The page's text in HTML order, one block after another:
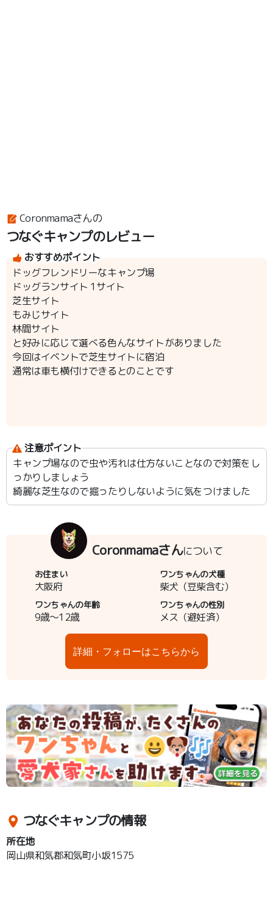
Coronmamaさんの
つなぐキャンプのレビュー
おすすめポイント
ドッグフレンドリーなキャンプ場
ドッグランサイト 1サイト
芝生サイト
もみじサイト
林間サイト
と好みに応じて選べる色んなサイトがありました
今回はイベントで芝生サイトに宿泊
通常は車も横付けできるとのことです
注意ポイント
キャンプ場なので虫や汚れは仕方ないことなので対策をし
っかりしましょう
綺麗な芝生なので掘ったりしないように気をつけました
Coronmamaさんについて
お住まい
大阪府
ワンちゃんの犬種
柴犬（豆柴含む）
ワンちゃんの年齢
9歳～12歳
ワンちゃんの性別
メス（避妊済）
詳細・フォローはこちらから
つなぐキャンプの情報
所在地
岡山県和気郡和気町小坂1575